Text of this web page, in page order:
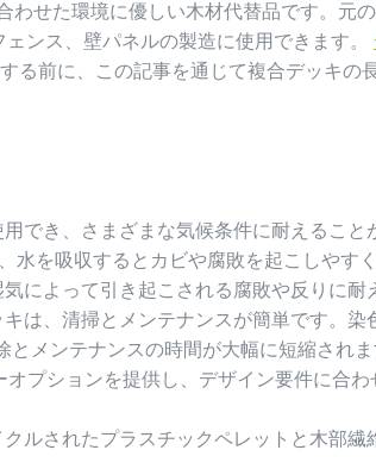
わせた環境に優しい木材代替品です。元
ンス、壁パネルの製造に使用できます。
る前に、この記事を通じて複合デッキの
でき、さまざまな気候条件に耐えること
水を吸収するとカビや腐敗を起こしやす
によって引き起こされる腐敗や反りに耐
は、清掃とメンテナンスが簡単です。
メンテナンスの時間が大幅に短縮されま
オプションを提供し、デザイン要件に合
ルされたプラスチックペレットと木部繊